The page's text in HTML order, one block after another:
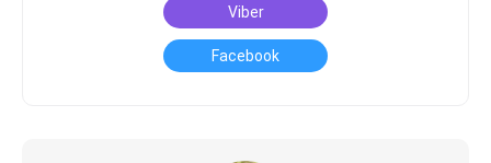
Viber
Facebook